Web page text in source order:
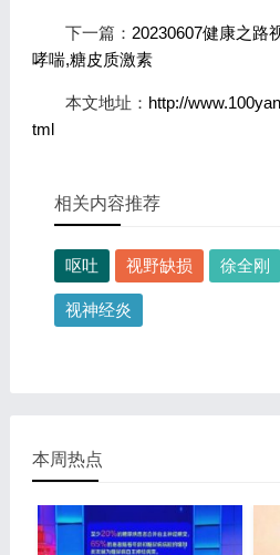
下一篇： 20230607健康之路
哮喘,糖皮质激素
本文地址： http://
tml
相关内容推荐
呕吐 视野缺损 徐全刚
视神经炎
本周热点